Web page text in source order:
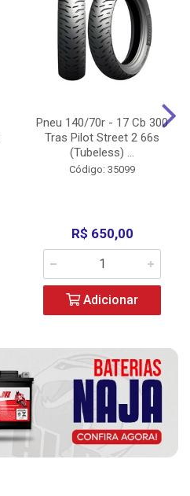
Pneu 140/70r - 17 Cb 300
Tras Pilot Street 2 66s
(Tubeless) ...
Código: 35099
R$ 650,00
Adicionar